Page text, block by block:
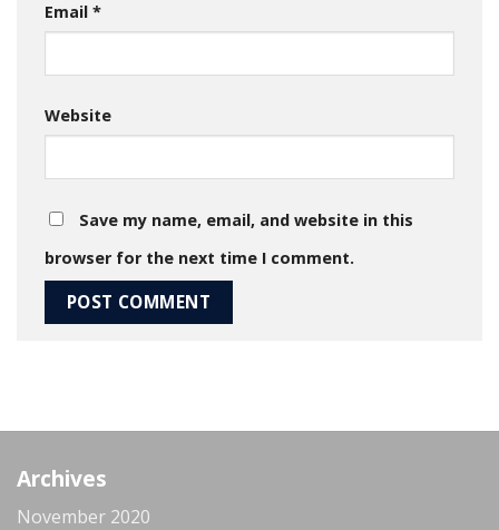
Email *
Website
Save my name, email, and website in this
browser for the next time I comment.
Archives
November 2020